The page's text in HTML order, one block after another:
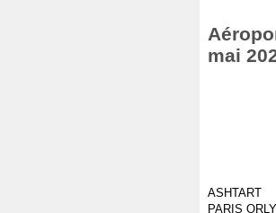
mai
ASHTART
PARIS ORLY